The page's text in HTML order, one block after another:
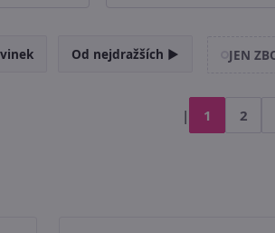
Od nejdražších ► JEN
| 1 2